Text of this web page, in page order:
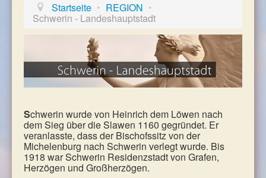
Startseite • REGION •
Schwerin - Landeshauptstadt
Schwerin wurde von Heinrich dem Löwen nach
dem Sieg über die Slawen 1160 gegründet. Er
veranlasste, dass der Bischofssitz von der
Michelenburg nach Schwerin verlegt wurde. Bis
1918 war Schwerin Residenzstadt von Grafen,
Herzögen und Großherzögen.